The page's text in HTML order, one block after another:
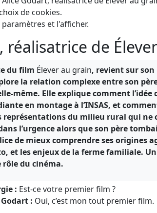
de cookies.
et l'afficher.
réalisatrice de
du film Élever au grain, revient sur
la relation complexe entre son
même. Elle explique comment l’idée
en montage à l’INSAS, et
représentations du milieu rural qui ne
l’urgence alors que son père
de mieux comprendre ses origines
et les enjeux de la ferme familiale.
du cinéma.
: Est-ce votre premier film ?
: Oui, c’est mon tout premier film.